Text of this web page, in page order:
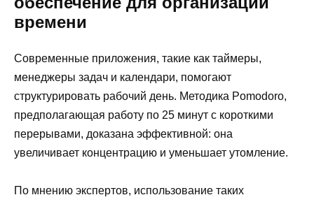
времени
Современные приложения, такие как таймеры,
менеджеры задач и календари, помогают
структурировать рабочий день. Методика Pomodoro,
предполагающая работу по 25 минут с короткими
перерывами, доказана эффективной: она
увеличивает концентрацию и уменьшает утомление.
По мнению экспертов, использование таких